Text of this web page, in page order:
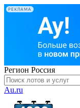
РЕКЛАМА
Регион Россия
Au.ru